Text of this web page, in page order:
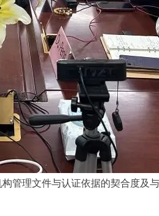
管理文件与认证依据的契合度及